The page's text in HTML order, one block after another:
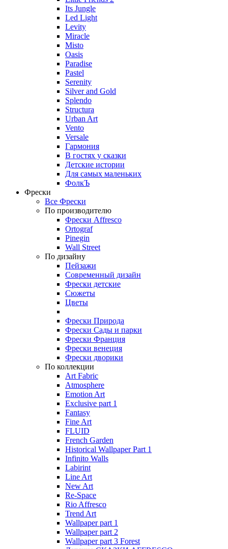
Its Jungle
Led Light
Levity
Miracle
Misto
Oasis
Paradise
Pastel
Serenity
Silver and Gold
Splendo
Structura
Urban Art
Vento
Versale
Гармония
В гостях у сказки
Детские истории
Для самых маленьких
ФолкЪ
Фрески
Все Фрески
По производителю
Фрески Affresco
Ortograf
Pinegin
Wall Street
По дизайну
Пейзажи
Современный дизайн
Фрески детские
Сюжеты
Цветы
Фрески Природа
Фрески Сады и парки
Фрески Франция
Фрески венеция
Фрески дворики
По коллекции
Art Fabric
Atmosphere
Emotion Art
Exclusive part 1
Fantasy
Fine Art
FLUID
French Garden
Historical Wallpaper Part 1
Infinito Walls
Labirint
Line Art
New Art
Re-Space
Rio Affresco
Trend Art
Wallpaper part 1
Wallpaper part 2
Wallpaper part 3 Forest